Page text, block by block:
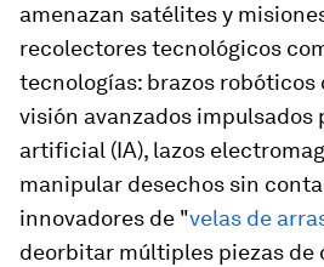
amenazan satélites y
recolectores tecnológicos
tecnologías: brazos robóticos
visión avanzados impulsados
artificial (IA), lazos
manipular desechos sin
innovadores de "velas de
deorbitar múltiples piezas de